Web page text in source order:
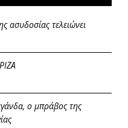
ασυδοσίας τελειώνει
ο μπράβος της